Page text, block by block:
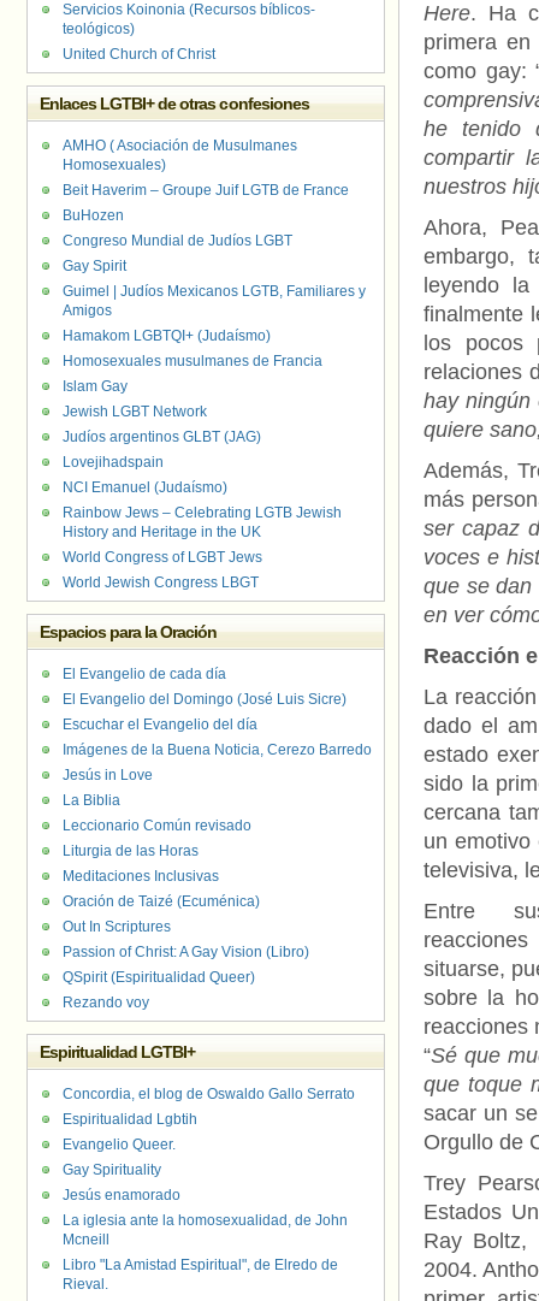
Here. Ha
primera
como gay:
he tenido
compartir
nuestros
Ahora,
embargo,
leyendo
finalmente
los
relaciones
hay
quiere
Además,
más
ser capaz
voces e
que se dan
en ver
Reacción
La
dado el
estado
sido la
cercana
un emotivo
televisiva,
Entre
situarse,
sobre la
reacciones
“Sé que
que toque
sacar un
Orgullo de
Trey
Estados
Ray Boltz,
2004.
Servicios Koinonia (Recursos bíblicos-
teológicos)
United Church of Christ
Enlaces LGTBI+ de otras confesiones
AMHO ( Asociación de Musulmanes
Homosexuales)
Beit Haverim – Groupe Juif LGTB de France
BuHozen
Congreso Mundial de Judíos LGBT
Gay Spirit
Guimel | Judíos Mexicanos LGTB, Familiares y
Amigos
Hamakom LGBTQI+ (Judaísmo)
Homosexuales musulmanes de Francia
Islam Gay
Jewish LGBT Network
Judíos argentinos GLBT (JAG)
Lovejihadspain
NCI Emanuel (Judaísmo)
Rainbow Jews – Celebrating LGTB Jewish
History and Heritage in the UK
World Congress of LGBT Jews
World Jewish Congress LBGT
Espacios para la Oración
El Evangelio de cada día
El Evangelio del Domingo (José Luis Sicre)
Escuchar el Evangelio del día
Imágenes de la Buena Noticia, Cerezo Barredo
Jesús in Love
La Biblia
Leccionario Común revisado
Liturgia de las Horas
Meditaciones Inclusivas
Oración de Taizé (Ecuménica)
Out In Scriptures
Passion of Christ: A Gay Vision (Libro)
QSpirit (Espiritualidad Queer)
Rezando voy
Espiritualidad LGTBI+
Concordia, el blog de Oswaldo Gallo Serrato
Espiritualidad Lgbtih
Evangelio Queer.
Gay Spirituality
Jesús enamorado
La iglesia ante la homosexualidad, de John
Mcneill
Libro "La Amistad Espiritual", de Elredo de
Rieval.